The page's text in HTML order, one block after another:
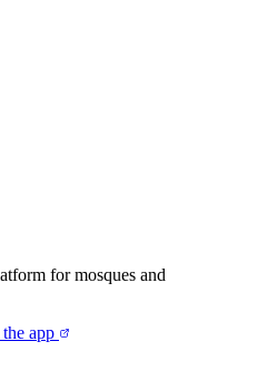
for mosques and
app